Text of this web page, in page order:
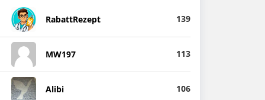
RabattRezept 139
MW197 113
Alibi 106